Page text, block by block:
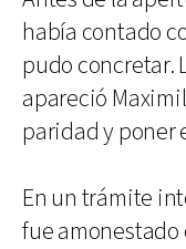
había contado
pudo concretar.
apareció
paridad y poner
En un trámite
fue